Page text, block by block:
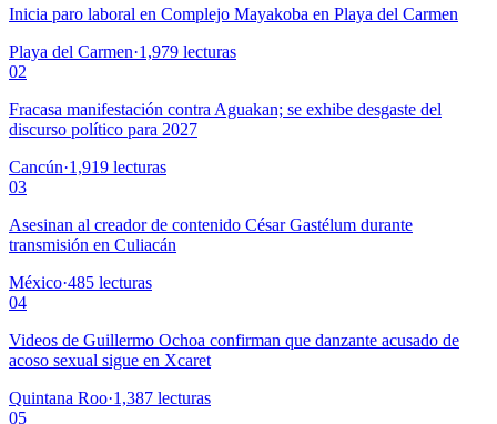
Inicia paro laboral en Complejo Mayakoba en Playa del Carmen
Playa del Carmen·1,979 lecturas
02
Fracasa manifestación contra Aguakan; se exhibe desgaste del
discurso político para 2027
Cancún·1,919 lecturas
03
Asesinan al creador de contenido César Gastélum durante
transmisión en Culiacán
México·485 lecturas
04
Videos de Guillermo Ochoa confirman que danzante acusado de
acoso sexual sigue en Xcaret
Quintana Roo·1,387 lecturas
05